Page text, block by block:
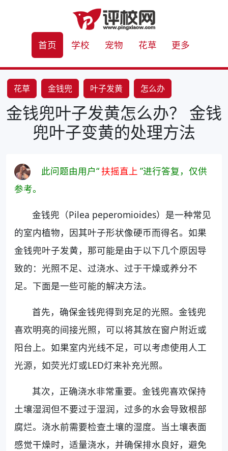
首页 学校 宠物 花草 更多
花草 金钱兜 叶子发黄 怎么办
金钱兜叶子发黄怎么办？ 金钱
兜叶子变黄的处理方法
此问题由用户“扶摇直上 ”进行答复，仅供
参考。
金钱兜（Pilea peperomioides）是一种常见
的室内植物，因其叶子形状像硬币而得名。如果
金钱兜叶子发黄，那可能是由于以下几个原因导
致的：光照不足、过浇水、过于干燥或养分不
足。下面是一些可能的解决方法。
首先，确保金钱兜得到充足的光照。金钱兜
喜欢明亮的间接光照，可以将其放在窗户附近或
阳台上。如果室内光线不足，可以考虑使用人工
光源，如荧光灯或LED灯来补充光照。
其次，正确浇水非常重要。金钱兜喜欢保持
土壤湿润但不要过于湿润，过多的水会导致根部
腐烂。浇水前需要检查土壤的湿度。当土壤表面
感觉干燥时，适量浇水，并确保排水良好，避免